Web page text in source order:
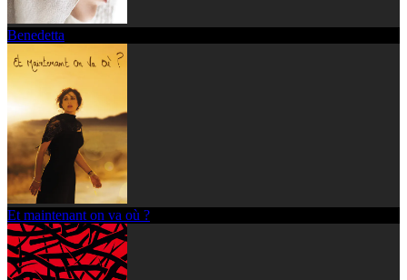
Benedetta
Et maintenant on va où ?